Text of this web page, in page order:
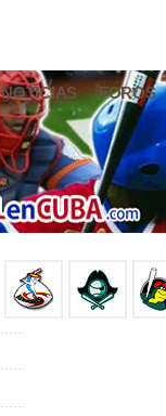
NOTICIAS FOROS